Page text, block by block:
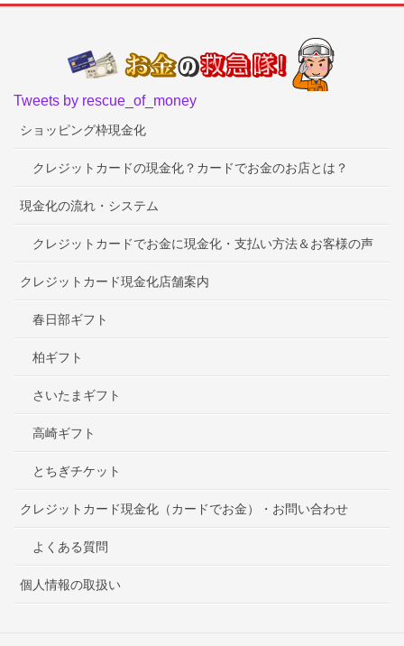
Tweets by rescue_of_money
ショッピング枠現金化
クレジットカードの現金化？カードでお金のお店とは？
現金化の流れ・システム
クレジットカードでお金に現金化・支払い方法＆お客様の声
クレジットカード現金化店舗案内
春日部ギフト
柏ギフト
さいたまギフト
高崎ギフト
とちぎチケット
クレジットカード現金化（カードでお金）・お問い合わせ
よくある質問
個人情報の取扱い